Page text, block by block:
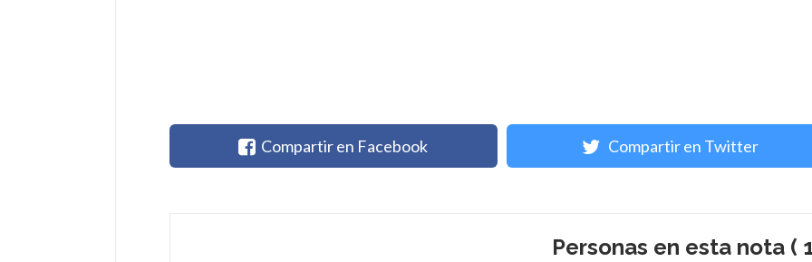
Compartir en Facebook Compartir en Twitter
Personas en esta nota (